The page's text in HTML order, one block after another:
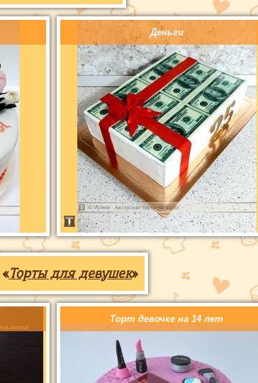
Деньги
Торты для девушек»
Торт девочке на 14 лет